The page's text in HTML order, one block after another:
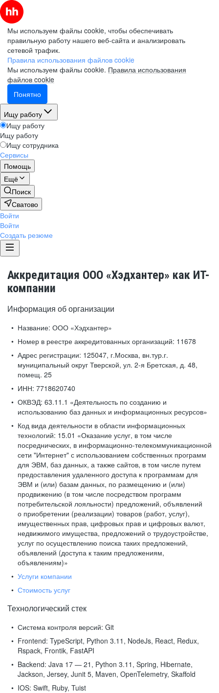
Мы используем файлы cookie, чтобы обеспечивать
правильную работу нашего веб-сайта и анализировать
сетевой трафик.
Правила использования файлов cookie
Мы используем файлы cookie. Правила использования
файлов cookie
Понятно
Ищу работу
Ищу работу
Ищу работу
Ищу сотрудника
Сервисы
Помощь
Ещё
Поиск
Сватово
Войти
Войти
Создать резюме
Аккредитация ООО «Хэдхантер» как ИТ-
компании
Информация об организации
Название: ООО «Хэдхантер»
Номер в реестре аккредитованных организаций: 11678
Адрес регистрации: 125047, г.Москва, вн.тур.г.
муниципальный округ Тверской, ул. 2-я Бретская, д. 48,
помещ. 25
ИНН: 7718620740
ОКВЭД: 63.11.1 «Деятельность по созданию и
использованию баз данных и информационных ресурсов»
Код вида деятельности в области информационных
технологий: 15.01 «Оказание услуг, в том числе
посреднических, в информационно-телекоммуникационной
сети "Интернет" с использованием собственных программ
для ЭВМ, баз данных, а также сайтов, в том числе путем
предоставления удаленного доступа к программам для
ЭВМ и (или) базам данных, по размещению и (или)
продвижению (в том числе посредством программ
потребительской лояльности) предложений, объявлений
о приобретении (реализации) товаров (работ, услуг),
имущественных прав, цифровых прав и цифровых валют,
недвижимого имущества, предложений о трудоустройстве,
услуг по осуществлению поиска таких предложений,
объявлений (доступа к таким предложениям,
объявлениям)»
Услуги компании
Стоимость услуг
Технологический стек
Система контроля версий: Git
Frontend: TypeScript, Python 3.11, NodeJs, React, Redux,
Rspack, Frontik, FastAPI
Backend: Java 17 — 21, Python 3.11, Spring, Hibernate,
Jackson, Jersey, Junit 5, Maven, OpenTelemetry, Skaffold
IOS: Swift, Ruby, Tuist